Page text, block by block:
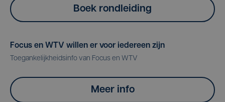
Boek rondleiding
Focus en WTV willen er voor iedereen zijn
Toegankelijkheidsinfo van Focus en WTV
Meer info